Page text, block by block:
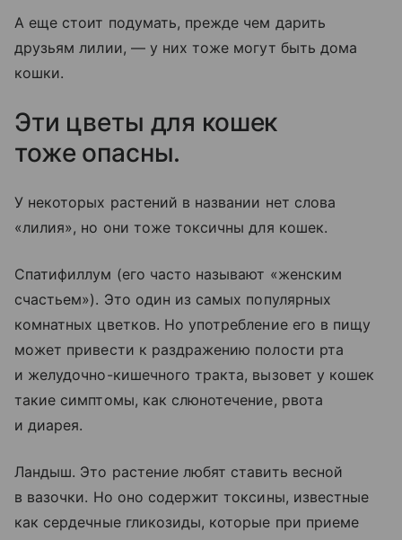
А еще стоит подумать, прежде чем дарить
друзьям лилии, — у них тоже могут быть дома
кошки.
Эти цветы для кошек
тоже опасны.
У некоторых растений в названии нет слова
«лилия», но они тоже токсичны для кошек.
Спатифиллум (его часто называют «женским
счастьем»). Это один из самых популярных
комнатных цветков. Но употребление его в пищу
может привести к раздражению полости рта
и желудочно-кишечного тракта, вызовет у кошек
такие симптомы, как слюнотечение, рвота
и диарея.
Ландыш. Это растение любят ставить весной
в вазочки. Но оно содержит токсины, известные
как сердечные гликозиды, которые при приеме